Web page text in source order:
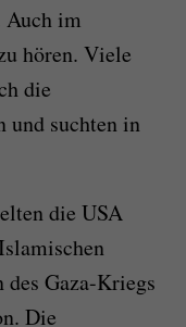
Auch im
hören. Viele
die
und suchten in
die USA
Gaza-Kriegs
Die